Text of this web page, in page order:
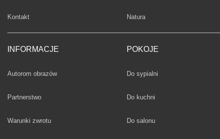
Kontakt
INFORMACJE
Autorom obrazów
Partnerstwo
Warunki zwrotu
Fototapety
Natura
POKOJE
Fototapety
Do sypialni
Fototapety
Do kuchni
Fototapety
Do salonu